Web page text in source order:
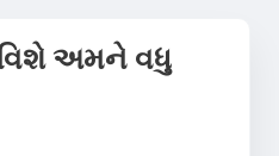
વિશે અમને વધુ